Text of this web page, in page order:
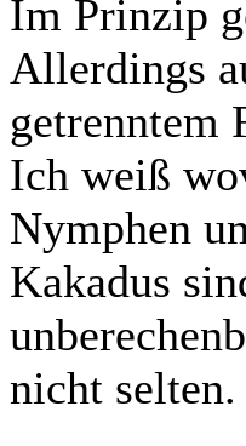
Im Prinzip
Allerdings
getrenntem
Ich weiß
Nymphen
Kakadus
nicht selten.